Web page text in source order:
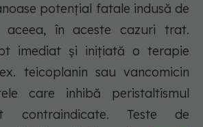
potenţial fatale indusă de
aceea, în aceste cazuri trat.
imediat şi iniţiată o terapie
teicoplanin sau vancomicin
care inhibă peristaltismul
contraindicate. Teste de